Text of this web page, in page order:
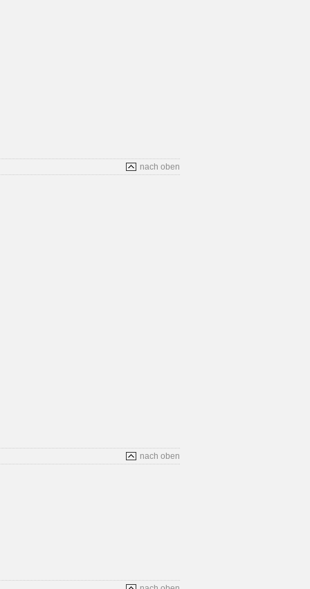
nach oben
nach oben